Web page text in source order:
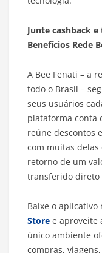
Junte cashback
Benefícios Rede
A Bee Fenati – a
todo o Brasil –
seus usuários
plataforma conta
reúne descontos
com muitas delas
retorno de um
transferido direto
Baixe o aplicativo
Store e aproveite
único ambiente
compras,